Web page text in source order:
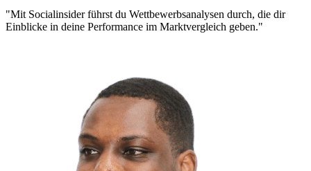
"Mit Socialinsider führst du Wettbewerbsanalysen durch, die dir
Einblicke in deine Performance im Marktvergleich geben."